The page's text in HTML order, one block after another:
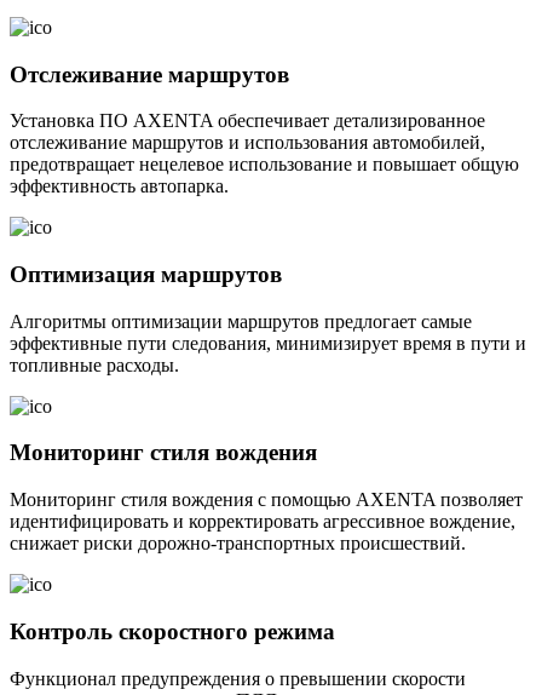
Отслеживание маршрутов
Установка ПО AXENTA обеспечивает детализированное
отслеживание маршрутов и использования автомобилей,
предотвращает нецелевое использование и повышает общую
эффективность автопарка.
Оптимизация маршрутов
Алгоритмы оптимизации маршрутов предлогает самые
эффективные пути следования, минимизирует время в пути и
топливные расходы.
Мониторинг стиля вождения
Мониторинг стиля вождения с помощью AXENTA позволяет
идентифицировать и корректировать агрессивное вождение,
снижает риски дорожно-транспортных происшествий.
Контроль скоростного режима
Функционал предупреждения о превышении скорости